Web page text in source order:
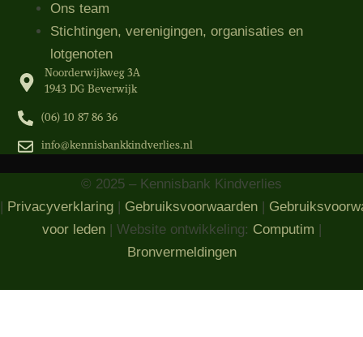
Ons team
Stichtingen, verenigingen, organisaties​ en
lotgenoten
Noorderwijkweg 3A
1943 DG Beverwijk
(06) 10 87 86 36‬
info@kennisbankkindverlies.nl
© 2025 – Kennisbank Kindverlies
| Privacyverklaring | Gebruiksvoorwaarden |
voor leden| Website ontwikkeling: Computim |
Bronvermeldingen